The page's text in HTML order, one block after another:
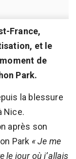
France,
et le
de
Park.
la blessure
Nice.
après son
Park « Je me
le jour où j’allais